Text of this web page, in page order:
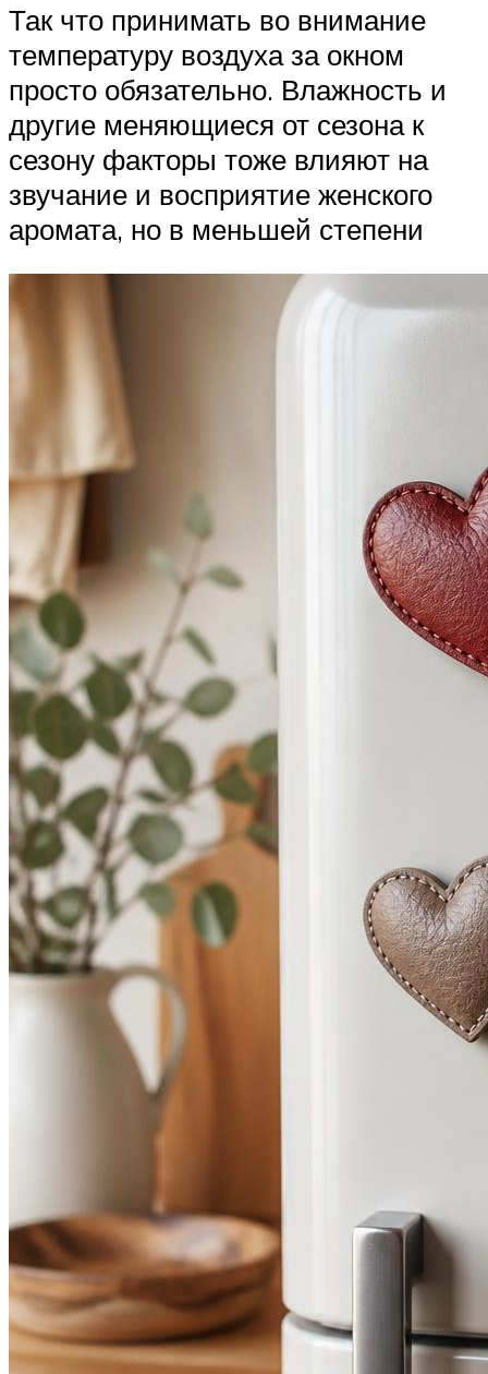
Так что принимать во внимание
температуру воздуха за окном
просто обязательно. Влажность и
другие меняющиеся от сезона к
сезону факторы тоже влияют на
звучание и восприятие женского
аромата, но в меньшей степени